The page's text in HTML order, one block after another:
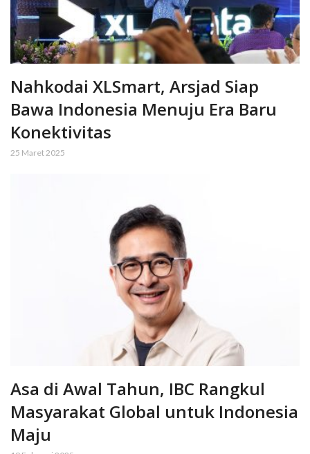
Nahkodai XLSmart, Arsjad Siap
Bawa Indonesia Menuju Era Baru
Konektivitas
25 Maret 2025
Asa di Awal Tahun, IBC Rangkul
Masyarakat Global untuk Indonesia
Maju